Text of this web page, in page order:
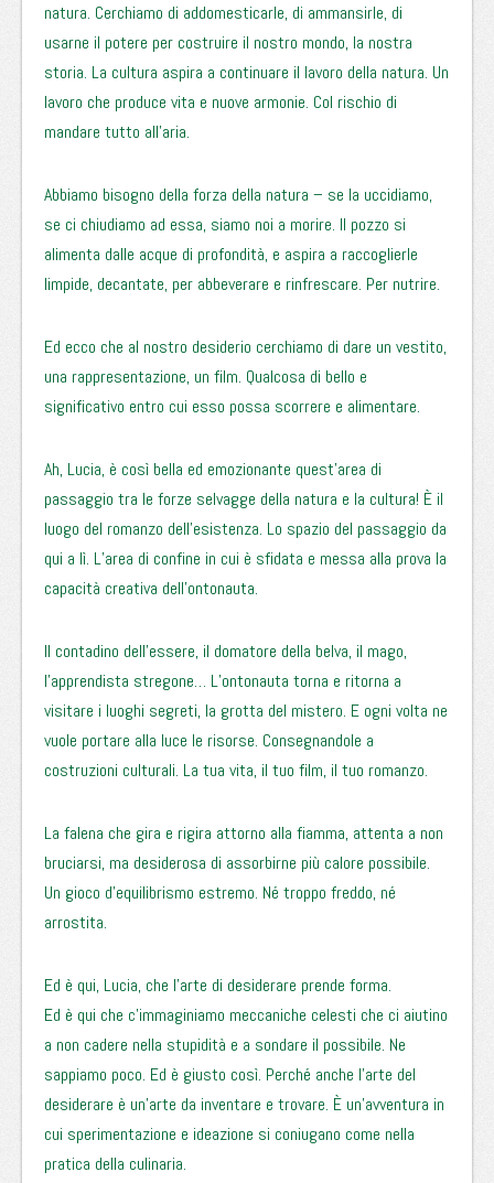
natura. Cerchiamo di addomesticarle, di ammansirle, di
usarne il potere per costruire il nostro mondo, la nostra
storia. La cultura aspira a continuare il lavoro della natura. Un
lavoro che produce vita e nuove armonie. Col rischio di
mandare tutto all’aria.
Abbiamo bisogno della forza della natura – se la uccidiamo,
se ci chiudiamo ad essa, siamo noi a morire. Il pozzo si
alimenta dalle acque di profondità, e aspira a raccoglierle
limpide, decantate, per abbeverare e rinfrescare. Per nutrire.
Ed ecco che al nostro desiderio cerchiamo di dare un vestito,
una rappresentazione, un film. Qualcosa di bello e
significativo entro cui esso possa scorrere e alimentare.
Ah, Lucia, è così bella ed emozionante quest’area di
passaggio tra le forze selvagge della natura e la cultura! È il
luogo del romanzo dell’esistenza. Lo spazio del passaggio da
qui a lì. L’area di confine in cui è sfidata e messa alla prova la
capacità creativa dell’ontonauta.
Il contadino dell’essere, il domatore della belva, il mago,
l’apprendista stregone… L’ontonauta torna e ritorna a
visitare i luoghi segreti, la grotta del mistero. E ogni volta ne
vuole portare alla luce le risorse. Consegnandole a
costruzioni culturali. La tua vita, il tuo film, il tuo romanzo.
La falena che gira e rigira attorno alla fiamma, attenta a non
bruciarsi, ma desiderosa di assorbirne più calore possibile.
Un gioco d’equilibrismo estremo. Né troppo freddo, né
arrostita.
Ed è qui, Lucia, che l’arte di desiderare prende forma.
Ed è qui che c’immaginiamo meccaniche celesti che ci aiutino
a non cadere nella stupidità e a sondare il possibile. Ne
sappiamo poco. Ed è giusto così. Perché anche l’arte del
desiderare è un’arte da inventare e trovare. È un’avventura in
cui sperimentazione e ideazione si coniugano come nella
pratica della culinaria.